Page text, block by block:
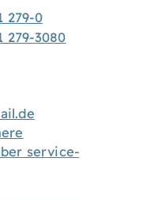
279-0
279-3080
service-